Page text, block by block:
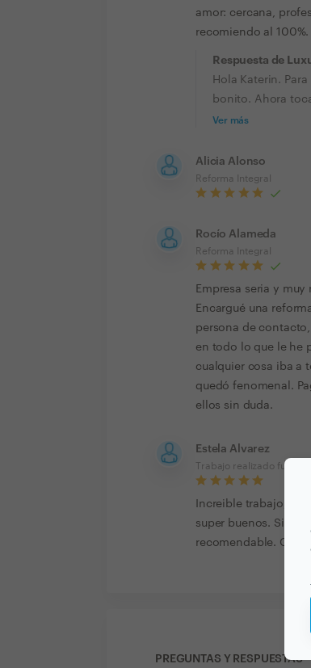
amor: cercana,
recomiendo al 100%.
Respuesta de
Hola Katerin.
bonito. Ahora
Ver más
Alicia Alonso
Reforma Integral
Rocío Alameda
Reforma Integral
Empresa seria y
Encargué una
persona de
en todo lo que le he
cualquier cosa iba a
quedó fenomenal.
ellos sin duda.
Estela Alvarez
Trabajo realizado fuera
Increible trabajo,
super buenos. Si
recomendable.
PREGUNTAS Y RESPUESTAS